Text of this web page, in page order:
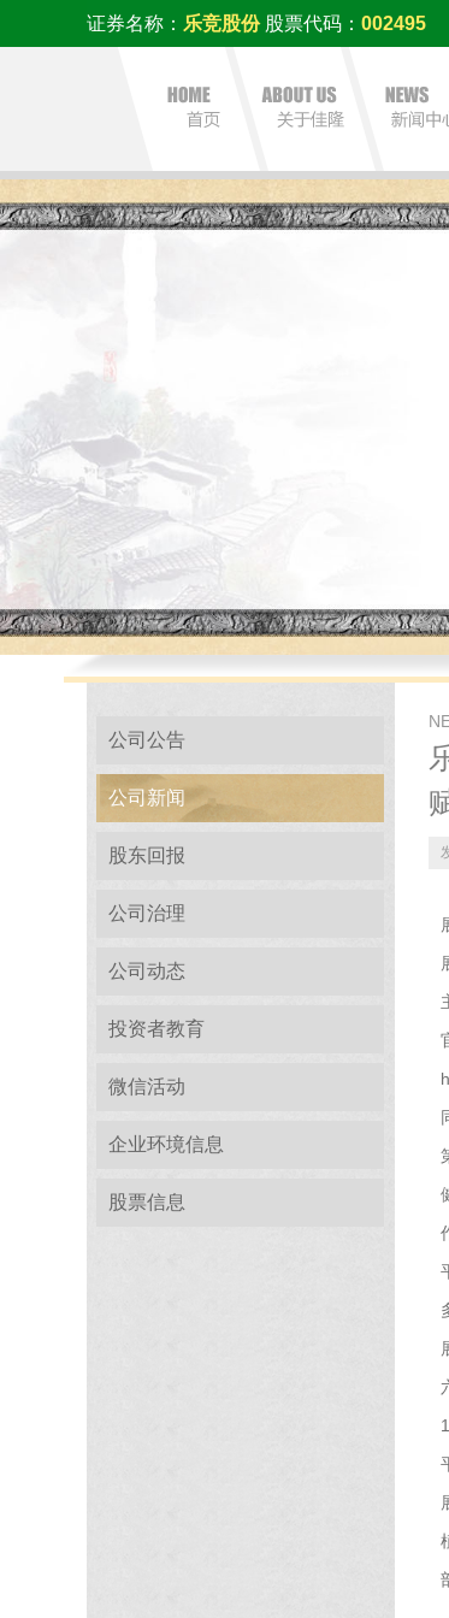
证券名称： 乐竞股份股票代码： 002495
公司公告
公司新闻
股东回报
公司治理
公司动态
投资者教育
微信活动
企业环境信息
股票信息